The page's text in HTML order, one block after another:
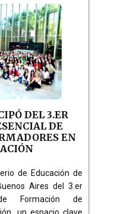
DEL 3.ER
DE
EN
de Educación de
Aires del 3.er
Formación de